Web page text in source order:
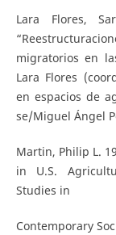
Lara Flores,
migratorios en
Lara Flores
en espacios de
se/Miguel Ángel
Martin, Philip L.
in U.S.
Studies in
Contemporary